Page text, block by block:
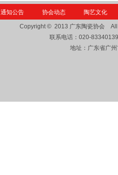
通知公告 协会动态 陶艺文化
Copyright © 2013 广东陶瓷协会
联系电话： 020-
地址：广东省广